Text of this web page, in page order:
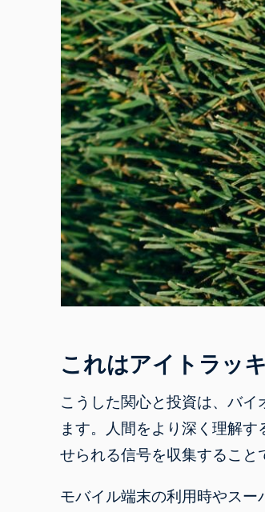
これはアイトラッ
こうした関心と投資は、バ
ます。人間をより深く理解
せられる信号を収集すること
モバイル端末の利用時やス